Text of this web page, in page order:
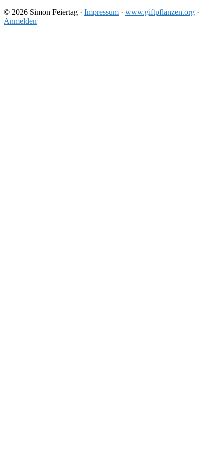
© 2026 Simon Feiertag · Impressum · www.giftpflanzen.org ·
Anmelden